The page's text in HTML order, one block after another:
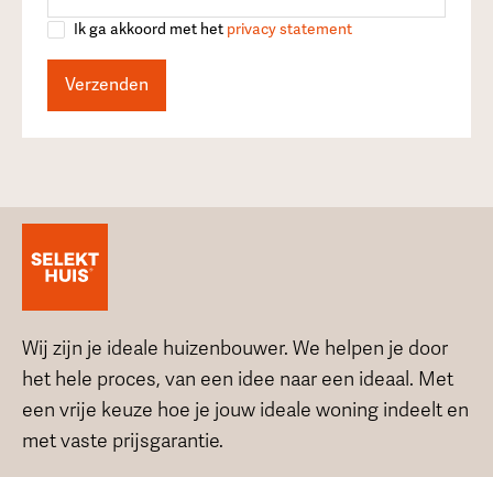
Ik ga akkoord met het privacy statement
Wij zijn je ideale huizenbouwer. We helpen je door
het hele proces, van een idee naar een ideaal. Met
een vrije keuze hoe je jouw ideale woning indeelt en
met vaste prijsgarantie.